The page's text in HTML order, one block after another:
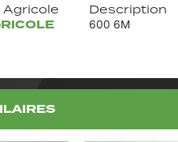
Description
600 6M